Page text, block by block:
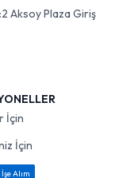
Aksoy Plaza Giriş
İçin
İçin
İşe Alım